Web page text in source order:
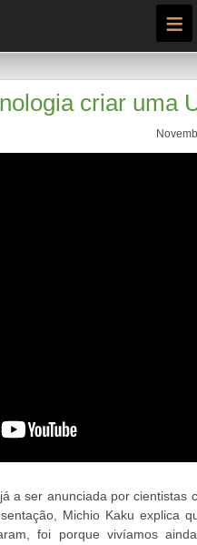
≡
criar uma
a ser anunciada por cientistas
Michio Kaku explica
foi porque vivíamos